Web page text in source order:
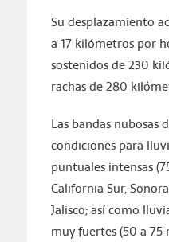
Su desplazamiento
a 17 kilómetros por
sostenidos de 230
rachas de 280
Las bandas nubosas
condiciones para
puntuales intensas
California Sur,
Jalisco; así como
muy fuertes (50 a 75